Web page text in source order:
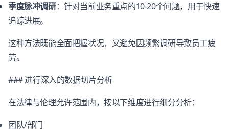
季度脉冲调研：针对当前业务重点的10-20个问题，用于快速
追踪进展。
这种方法既能全面把握状况，又避免因频繁调研导致员工疲
劳。
### 进行深入的数据切片分析
在法律与伦理允许范围内，按以下维度进行细分分析：
团队/部门